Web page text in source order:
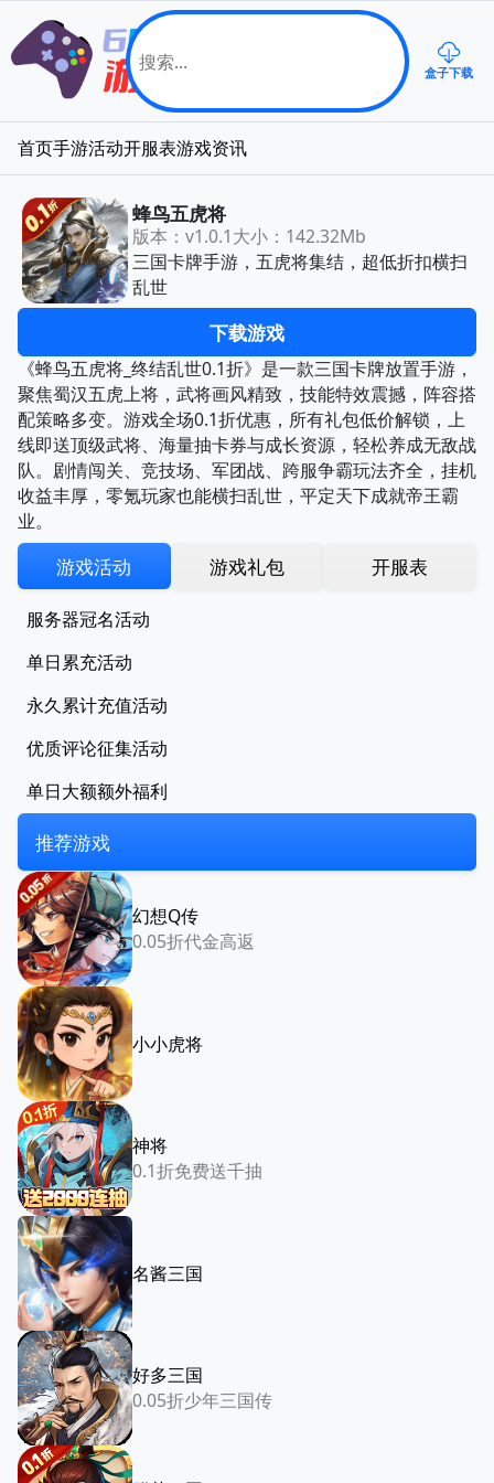
盒子下载
首页手游活动开服表游戏资讯
蜂鸟五虎将
版本：v1.0.1大小：142.32Mb
三国卡牌手游，五虎将集结，超低折扣横扫
乱世
下载游戏
《蜂鸟五虎将_终结乱世0.1折》是一款三国卡牌放置手游，
聚焦蜀汉五虎上将，武将画风精致，技能特效震撼，阵容搭
配策略多变。游戏全场0.1折优惠，所有礼包低价解锁，上
线即送顶级武将、海量抽卡券与成长资源，轻松养成无敌战
队。剧情闯关、竞技场、军团战、跨服争霸玩法齐全，挂机
收益丰厚，零氪玩家也能横扫乱世，平定天下成就帝王霸
业。
游戏活动 游戏礼包 开服表
服务器冠名活动
单日累充活动
永久累计充值活动
优质评论征集活动
单日大额额外福利
推荐游戏
幻想Q传
0.05折代金高返
小小虎将
神将
0.1折免费送千抽
名酱三国
好多三国
0.05折少年三国传